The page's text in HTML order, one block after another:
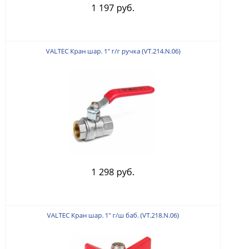
1 197 руб.
VALTEC Кран шар. 1" г/г ручка (VT.214.N.06)
1 298 руб.
VALTEC Кран шар. 1" г/ш баб. (VT.218.N.06)